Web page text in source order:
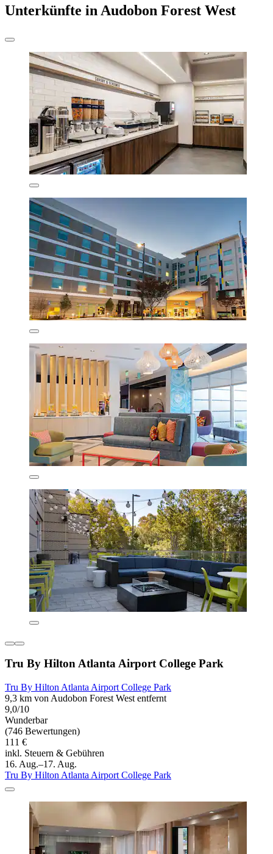
Unterkünfte in Audobon Forest West
Tru By Hilton Atlanta Airport College Park
Tru By Hilton Atlanta Airport College Park
9,3 km von Audobon Forest West entfernt
9,0/10
Wunderbar
(746 Bewertungen)
111 €
inkl. Steuern & Gebühren
16. Aug.–17. Aug.
Tru By Hilton Atlanta Airport College Park